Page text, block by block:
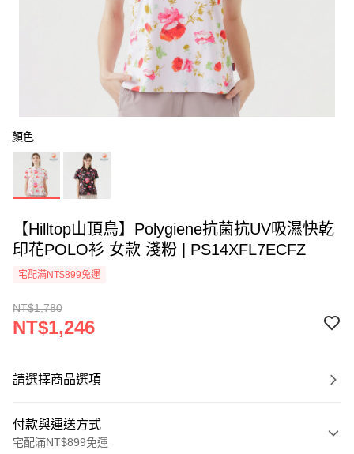
顏色
【Hilltop山頂鳥】Polygiene抗菌抗UV吸濕快乾
印花POLO衫 女款 淺粉 | PS14XFL7ECFZ
宅配滿NT$899免運
NT$1,780
NT$1,246
請選擇商品選項
付款與運送方式
宅配滿NT$899免運